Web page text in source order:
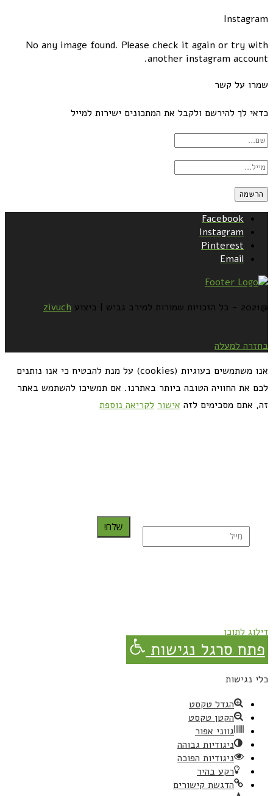
Instagram
No any image found. Please check it again or try with
another instagram account.
שמרו על קשר
כדאי לך להירשם ולקבל את המתכונים ישירות למייל
Facebook
Instagram
Pinterest
Email
@2021 - כל הזכויות שמורות למירב גביש | ביצוע zivuch
בחזרה למעלה
אנו משתמשים בעוגיות (cookies) על מנת להבטיח כי אנו נותנים
לכם את החוויה הטובה ביותר באתרנו. אם תמשיכו להשתמש באתר
זה, אתם מסכימים לזה אישור לקריאה נוספת
שלח!
דילוג לתוכן
פתח סרגל נגישות
כלי נגישות
הגדל טקסט
הקטן טקסט
גווני אפור
ניגודיות גבוהה
ניגודיות הפוכה
רקע בהיר
הדגשת קישורים